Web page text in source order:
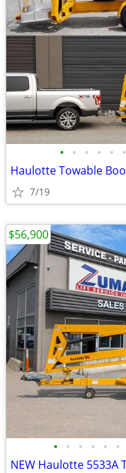
• • • • • •
7/19
• • • • • •
$56,900